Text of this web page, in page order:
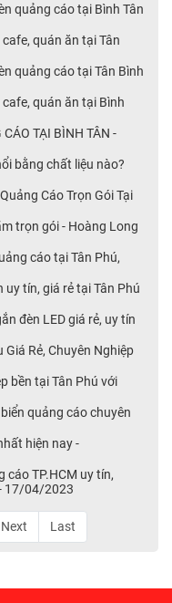
quảng cáo tại Bình Tân
quán ăn tại Tân
quảng cáo tại Tân Bình
quán ăn tại Bình
TẠI BÌNH TÂN -
bằng chất liệu nào?
Cáo Trọn Gói Tại
trọn gói - Hoàng Long
cáo tại Tân Phú,
tín, giá rẻ tại Tân Phú
đèn LED giá rẻ, uy tín
Rẻ, Chuyên Nghiệp
bền tại Tân Phú với
quảng cáo chuyên
hiện nay -
cáo TP.HCM uy tín,
17/04/2023
Next Last